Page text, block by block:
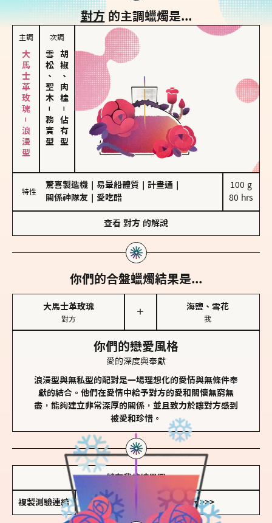
對方的主調蠟燭是...
主調
大馬士革玫瑰－浪漫型
次調
雪松、聖木
－
務實型
胡椒、肉桂
－
佔有型
特性
驚喜製造機 易暈船體質 計畫通
關係神隊友
愛吃醋
100 g
80 hrs
查看 對方 的解說
你們的合盤蠟燭結果是...
大馬士革玫瑰
對方
＋
海鹽、雪花
我
你們的戀愛風格
愛的深度與奉獻
浪漫型與無私型的配對是一場理想化的愛情與無條件奉
獻的結合。他們在愛情中給予對方的愛和關懷無窮無
盡，能夠建立非常深厚的關係，並且致力於讓對方感到
被愛和珍惜。
儲存我的結果圖
複製測驗連結 查看香氛類型全解析 >>>